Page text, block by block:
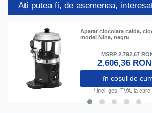
Ați putea fi, de asemenea,
Aparat ciocolata calda,
model Nina, negru
MSRP 2.792,67
2.606,36
în coșul de
* incl. ges. TVA. la care